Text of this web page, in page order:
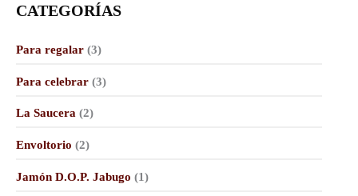
m
i
m
CATEGORÍAS
Para regalar (3)
Para celebrar (3)
La Saucera (2)
Envoltorio (2)
Jamón D.O.P. Jabugo (1)